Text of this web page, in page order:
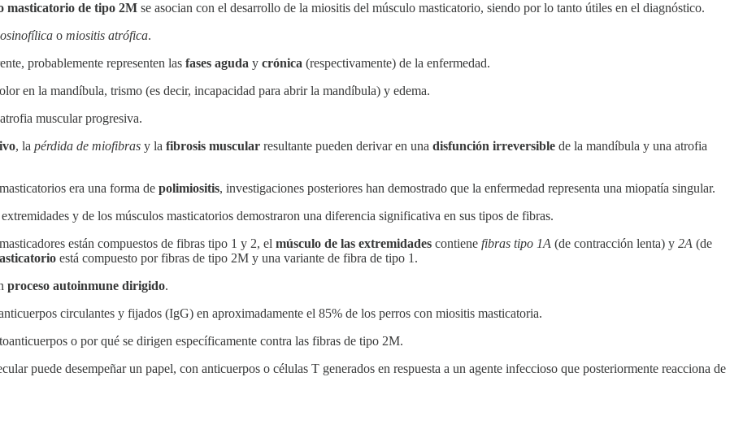
masticatorio de tipo 2M se asocian con el desarrollo de la miositis del músculo masticatorio, siendo por lo tanto útiles en el diagnóstico.
o miositis atrófica.
probablemente representen las fases aguda y crónica (respectivamente) de la enfermedad.
en la mandíbula, trismo (es decir, incapacidad para abrir la mandíbula) y edema.
muscular progresiva.
, la pérdida de miofibras y la fibrosis muscular resultante pueden derivar en una disfunción irreversible de la mandíbula y una atrofia
era una forma de polimiositis, investigaciones posteriores han demostrado que la enfermedad representa una miopatía singular.
y de los músculos masticatorios demostraron una diferencia significativa en sus tipos de fibras.
están compuestos de fibras tipo 1 y 2, el músculo de las extremidades contiene fibras tipo 1A (de contracción lenta) y 2A (de
está compuesto por fibras de tipo 2M y una variante de fibra de tipo 1.
proceso autoinmune dirigido.
circulantes y fijados (IgG) en aproximadamente el 85% de los perros con miositis masticatoria.
o por qué se dirigen específicamente contra las fibras de tipo 2M.
puede desempeñar un papel, con anticuerpos o células T generados en respuesta a un agente infeccioso que posteriormente reacciona de